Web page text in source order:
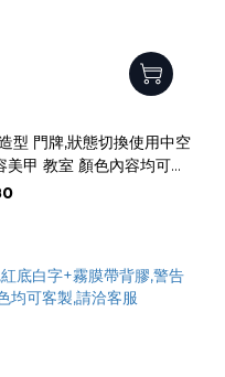
型 門牌,狀態切換使用中空
甲 教室 顏色內容均可客